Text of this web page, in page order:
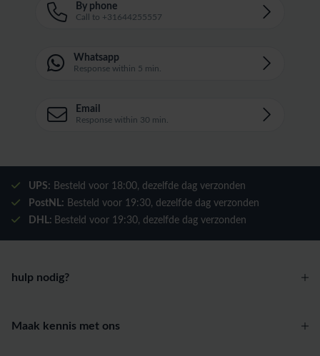
By phone
Call to +31644255557
Whatsapp
Response within 5 min.
Email
Response within 30 min.
UPS: Besteld voor 18:00, dezelfde dag verzonden
PostNL: Besteld voor 19:30, dezelfde dag verzonden
DHL: Besteld voor 19:30, dezelfde dag verzonden
hulp nodig?
Maak kennis met ons